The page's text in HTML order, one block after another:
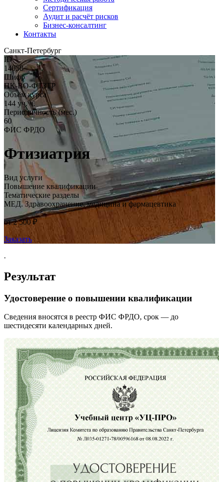
Сертификация
Аудит и расчёт рисков
Бизнес-консалтинг
Контакты
Санкт-Петербург
ID
14058
Шифр
ПК-ВО-ФТЗТР
Объём курса
144 уч. ч.
Периодичность (мес.)
60
ФИС ФРДО
Фтизиатрия
Вид услуги
Повышение квалификации
Тематические разделы
МЕД. Здравоохранение, медицина и фармацевтика
от 2 500 ₽
Заказать
.
Результат
Удостоверение о повышении квалификации
Сведения вносятся в реестр ФИС ФРДО, срок — до
шестидесяти календарных дней.